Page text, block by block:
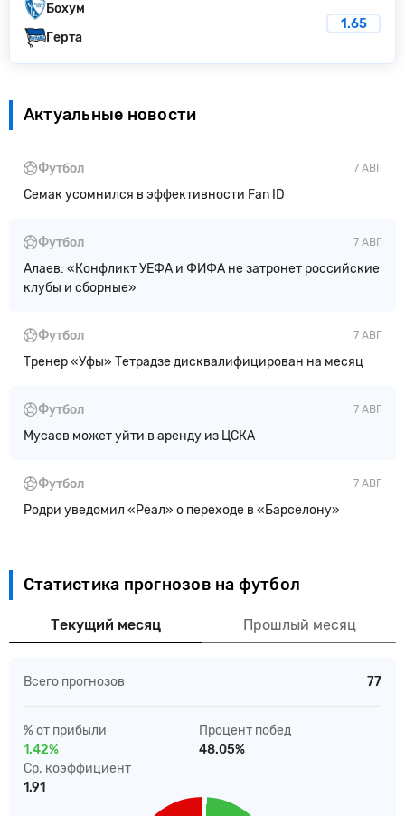
Бохум
Герта
1.65
Актуальные новости
7 АВГ
Футбол
Семак усомнился в эффективности Fan ID
7 АВГ
Футбол
Алаев: «Конфликт УЕФА и ФИФА не затронет российские
клубы и сборные»
7 АВГ
Футбол
Тренер «Уфы» Тетрадзе дисквалифицирован на месяц
7 АВГ
Футбол
Мусаев может уйти в аренду из ЦСКА
7 АВГ
Футбол
Родри уведомил «Реал» о переходе в «Барселону»
Статистика прогнозов на футбол
Текущий месяц Прошлый месяц
Всего прогнозов 77
% от прибыли
1.42%
Процент побед
48.05%
Ср. коэффициент
1.91